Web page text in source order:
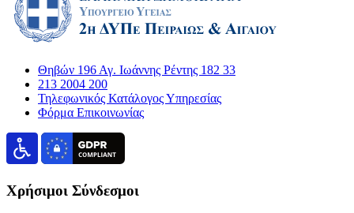
Θηβών 196 Αγ. Ιωάννης Ρέντης 182 33
213 2004 200
Τηλεφωνικός Κατάλογος Υπηρεσίας
Φόρμα Επικοινωνίας
Χρήσιμοι Σύνδεσμοι